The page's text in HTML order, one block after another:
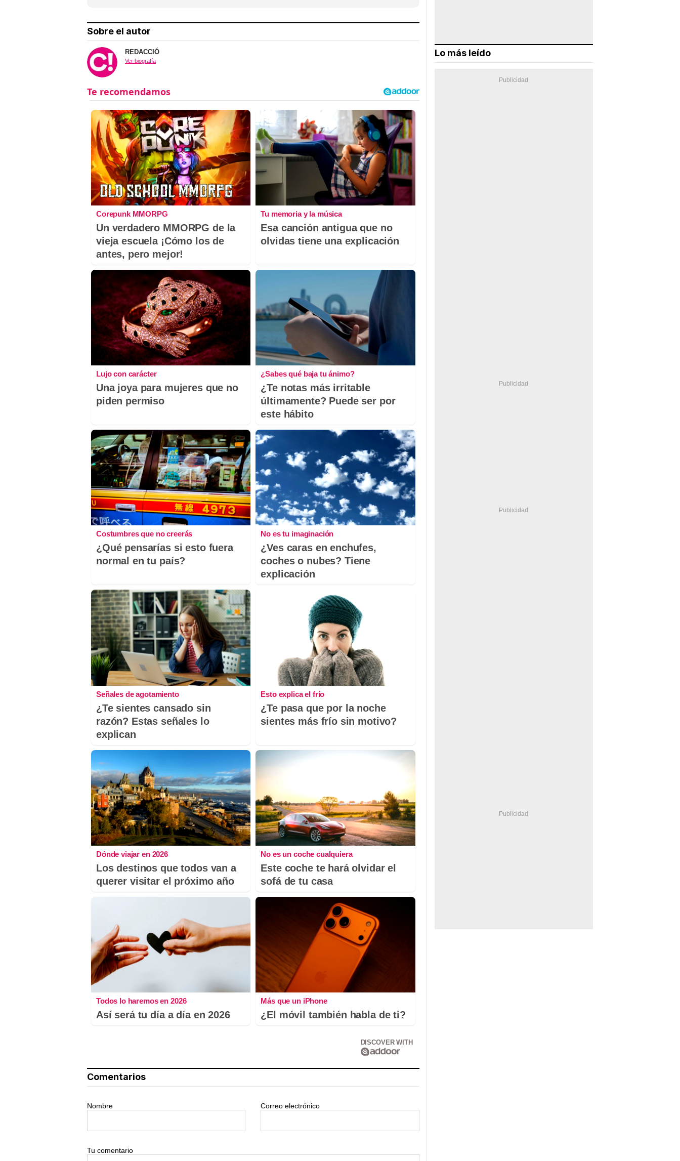
Sobre el autor
REDACCIÓ
Ver biografía
Corepunk MMORPG
Un verdadero MMORPG de la
vieja escuela ¡Cómo los de
antes, pero mejor!
Tu memoria y la música
Esa canción antigua que no
olvidas tiene una explicación
Lujo con carácter
Una joya para mujeres que no
piden permiso
¿Sabes qué baja tu ánimo?
¿Te notas más irritable
últimamente? Puede ser por
este hábito
Costumbres que no creerás
¿Qué pensarías si esto fuera
normal en tu país?
No es tu imaginación
¿Ves caras en enchufes,
coches o nubes? Tiene
explicación
Señales de agotamiento
¿Te sientes cansado sin
razón? Estas señales lo
explican
Esto explica el frío
¿Te pasa que por la noche
sientes más frío sin motivo?
Dónde viajar en 2026
Los destinos que todos van a
querer visitar el próximo año
No es un coche cualquiera
Este coche te hará olvidar el
sofá de tu casa
Todos lo haremos en 2026
Así será tu día a día en 2026
Más que un iPhone
¿El móvil también habla de ti?
DISCOVER WITH
Comentarios
Nombre Correo electrónico
Tu comentario
Lo más leído